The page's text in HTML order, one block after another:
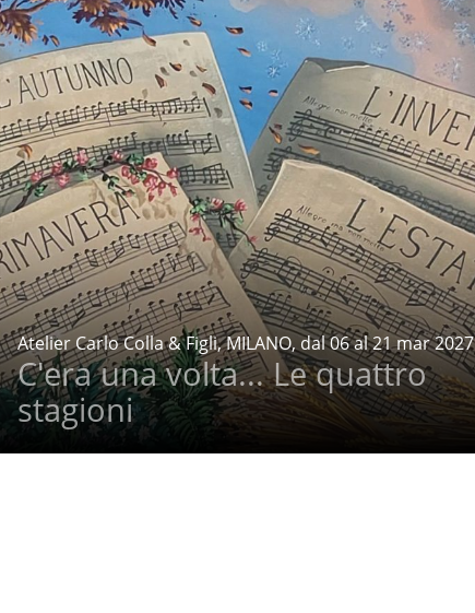
Atelier Carlo Colla & Figli, MILANO, dal 06 al 21 mar 2027
C'era una volta... Le quattro
stagioni